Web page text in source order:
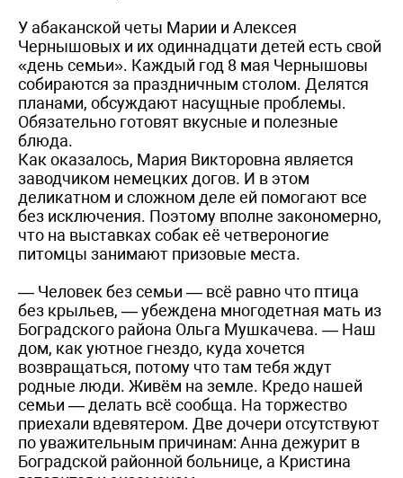
У абаканской четы Марии и Алексея
Чернышовых и их одиннадцати детей есть свой
«день семьи». Каждый год 8 мая Чернышовы
собираются за праздничным столом. Делятся
планами, обсуждают насущные проблемы.
Обязательно готовят вкусные и полезные
блюда.
Как оказалось, Мария Викторовна является
заводчиком немецких догов. И в этом
деликатном и сложном деле ей помогают все
без исключения. Поэтому вполне закономерно,
что на выставках собак её четвероногие
питомцы занимают призовые места.
— Человек без семьи — всё равно что птица
без крыльев, — убеждена многодетная мать из
Боградского района Ольга Мушкачева. — Наш
дом, как уютное гнездо, куда хочется
возвращаться, потому что там тебя ждут
родные люди. Живём на земле. Кредо нашей
семьи — делать всё сообща. На торжество
приехали вдевятером. Две дочери отсутствуют
по уважительным причинам: Анна дежурит в
Боградской районной больнице, а Кристина